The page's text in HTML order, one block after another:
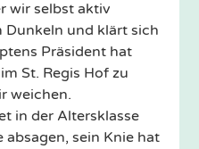
wir selbst aktiv
Dunkeln und klärt sich
Präsident hat
St. Regis Hof zu
weichen.
in der Altersklasse
absagen, sein Knie hat